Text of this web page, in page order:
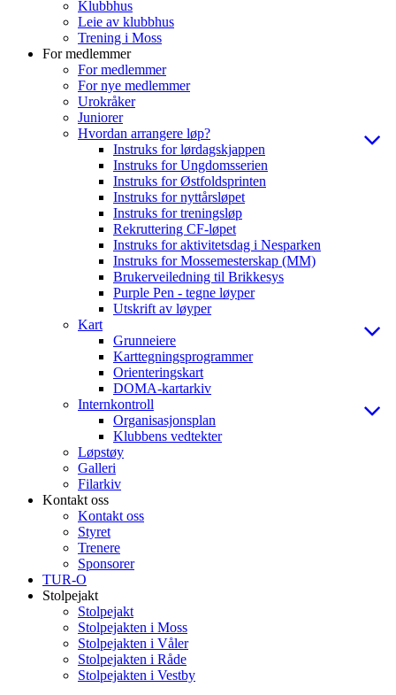
Klubbhus
Leie av klubbhus
Trening i Moss
For medlemmer
For medlemmer
For nye medlemmer
Urokråker
Juniorer
Hvordan arrangere løp?
Instruks for lørdagskjappen
Instruks for Ungdomsserien
Instruks for Østfoldsprinten
Instruks for nyttårsløpet
Instruks for treningsløp
Rekruttering CF-løpet
Instruks for aktivitetsdag i Nesparken
Instruks for Mossemesterskap (MM)
Brukerveiledning til Brikkesys
Purple Pen - tegne løyper
Utskrift av løyper
Kart
Grunneiere
Karttegningsprogrammer
Orienteringskart
DOMA-kartarkiv
Internkontroll
Organisasjonsplan
Klubbens vedtekter
Løpstøy
Galleri
Filarkiv
Kontakt oss
Kontakt oss
Styret
Trenere
Sponsorer
TUR-O
Stolpejakt
Stolpejakt
Stolpejakten i Moss
Stolpejakten i Våler
Stolpejakten i Råde
Stolpejakten i Vestby